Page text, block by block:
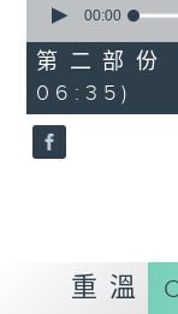
seconds
31
minutes,
9
seconds
00:00
第二部
06:35)
重溫